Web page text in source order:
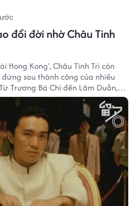
đổi đời nhờ Châu Tinh
Hong Kong', Châu Tinh Trì còn
sau thành công của nhiều
Trương Bá Chi đến Lâm Duẫn,
bước sang trang mới trong sự
Châu Tinh Trì.